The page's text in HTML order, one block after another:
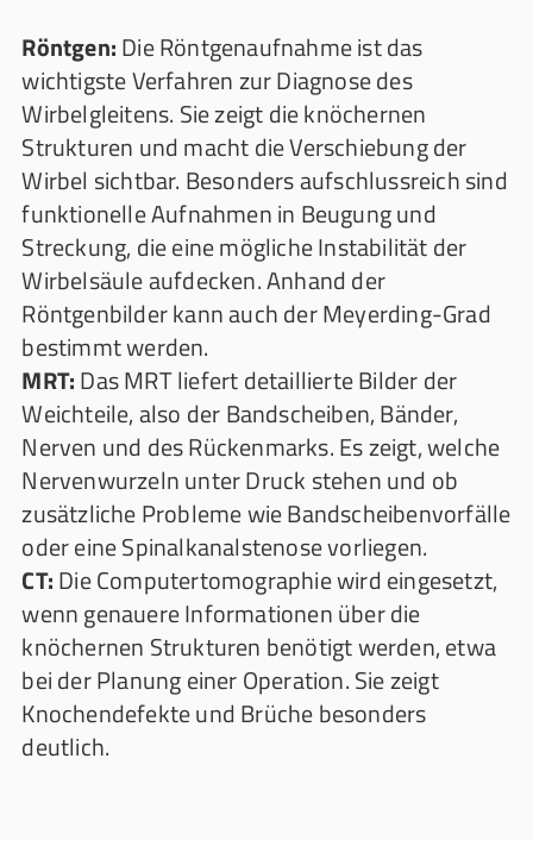
Röntgen:Die Röntgenaufnahme ist das
wichtigste Verfahren zur Diagnose des
Wirbelgleitens. Sie zeigt die knöchernen
Strukturen und macht die Verschiebung der
Wirbel sichtbar. Besonders aufschlussreich sind
funktionelle Aufnahmen in Beugung und
Streckung, die eine mögliche Instabilität der
Wirbelsäule aufdecken. Anhand der
Röntgenbilder kann auch der Meyerding-Grad
bestimmt werden.
MRT:Das MRT liefert detaillierte Bilder der
Weichteile, also der Bandscheiben, Bänder,
Nerven und des Rückenmarks. Es zeigt, welche
Nervenwurzeln unter Druck stehen und ob
zusätzliche Probleme wie Bandscheibenvorfälle
oder eine Spinalkanalstenose vorliegen.
CT:Die Computertomographie wird eingesetzt,
wenn genauere Informationen über die
knöchernen Strukturen benötigt werden, etwa
bei der Planung einer Operation. Sie zeigt
Knochendefekte und Brüche besonders
deutlich.